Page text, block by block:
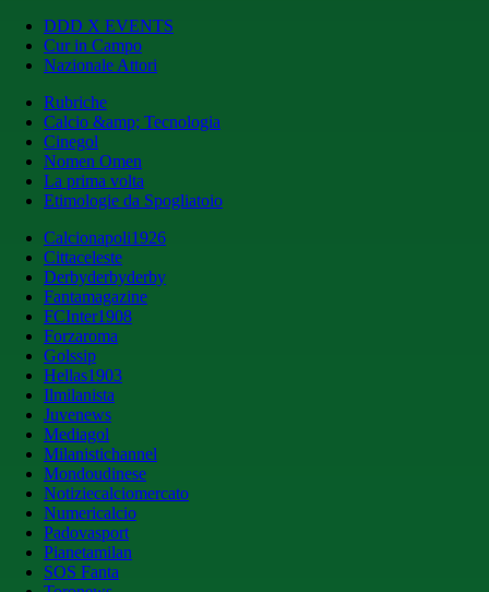
DDD X EVENTS
Cur in Campo
Nazionale Attori
Rubriche
Calcio &amp; Tecnologia
Cinegol
Nomen Omen
La prima volta
Etimologie da Spogliatoio
Calcionapoli1926
Cittaceleste
Derbyderbyderby
Fantamagazine
FCInter1908
Forzaroma
Golssip
Hellas1903
Ilmilanista
Juvenews
Mediagol
Milanistichannel
Mondoudinese
Notiziecalciomercato
Numericalcio
Padovasport
Pianetamilan
SOS Fanta